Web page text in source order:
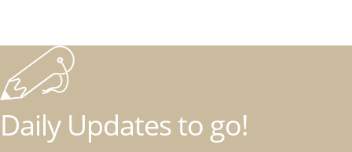
Daily Updates to go!